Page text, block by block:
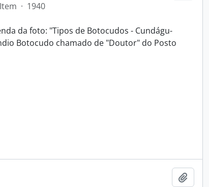
Item · 1940
da foto: "Tipos de Botocudos - Cundágu-
Botocudo chamado de "Doutor" do Posto